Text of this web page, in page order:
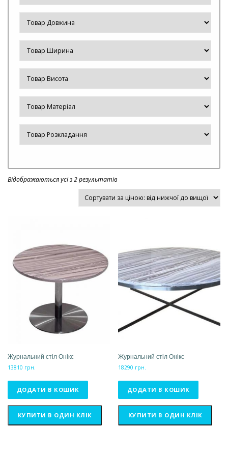
Відображаються усі з 2 результатів
Журнальний стіл Онікс
13810 грн.
ДОДАТИ В КОШИК
КУПИТИ В ОДИН КЛІК
Журнальний стіл Онікс
18290 грн.
ДОДАТИ В КОШИК
КУПИТИ В ОДИН КЛІК